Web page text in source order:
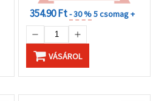
354.90 Ft- 30 %5 csomag +
VÁSÁROL